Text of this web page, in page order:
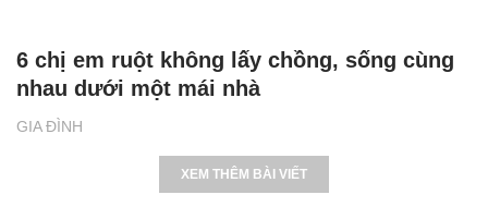
GIA ĐÌNH
6 chị em ruột không lấy chồng, sống cùng
nhau dưới một mái nhà
XEM THÊM BÀI VIẾT